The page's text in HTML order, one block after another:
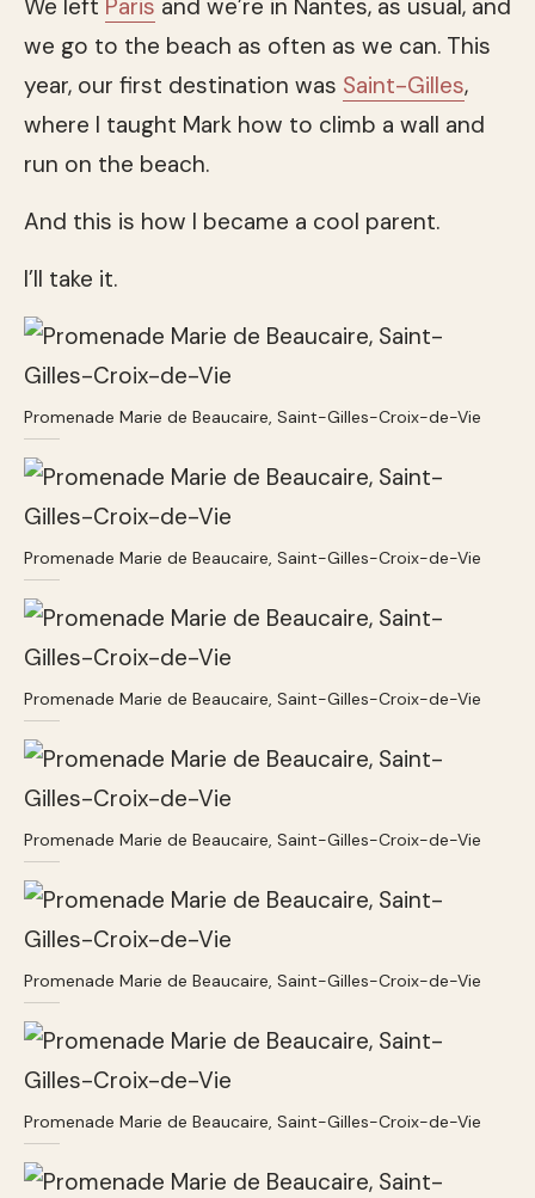
We left Paris and we’re in Nantes, as usual, and
we go to the beach as often as we can. This
year, our first destination was Saint-Gilles,
where I taught Mark how to climb a wall and
run on the beach.
And this is how I became a cool parent.
I’ll take it.
Promenade Marie de Beaucaire, Saint-Gilles-Croix-de-Vie
Promenade Marie de Beaucaire, Saint-Gilles-Croix-de-Vie
Promenade Marie de Beaucaire, Saint-Gilles-Croix-de-Vie
Promenade Marie de Beaucaire, Saint-Gilles-Croix-de-Vie
Promenade Marie de Beaucaire, Saint-Gilles-Croix-de-Vie
Promenade Marie de Beaucaire, Saint-Gilles-Croix-de-Vie